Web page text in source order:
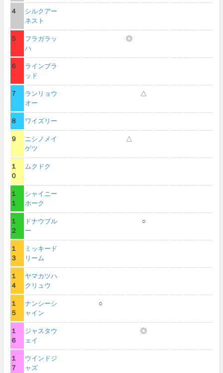
４
シルクアー
ネスト
５
フラガラッ
ハ
◎
６
ラインブラ
ッド
７
ランリョウ
オー
△
８
ワイズリー
９
ニシノメイ
ゲツ
△
１
０
ムクドク
１
１
シャイニー
ホーク
１
２
ドナウブル
ー
○
１
３
ミッキード
リーム
１
４
ヤマカツハ
クリュウ
１
５
ナンシーシ
ャイン
○
１
６
ジャスタウ
ェイ
◎
１
７
ウインドジ
ャズ